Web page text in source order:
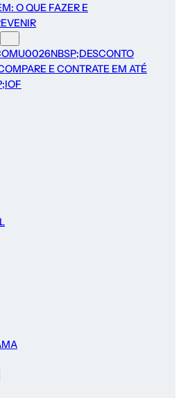
O QUE FAZER E
E CONTRATE EM ATÉ